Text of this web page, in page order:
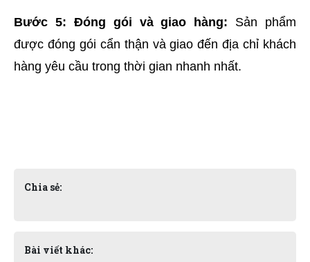
Bước 5: Đóng gói và giao hàng: Sản phẩm
được đóng gói cẩn thận và giao đến địa chỉ khách
hàng yêu cầu trong thời gian nhanh nhất.
Chia sẻ:
Bài viết khác: